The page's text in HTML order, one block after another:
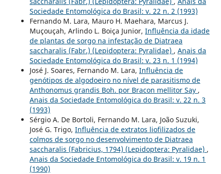
Sociedade Entomológica do Brasil: v. 22 n. 2 (1993)
Fernando M. Lara, Mauro H. Maehara, Marcus J.
Muçouçah, Arlindo L. Boiça Junior, Influência da idade
de plantas de sorgo na infestação de Diatraea
saccharalis (Fabr.) (Lepidoptera: Pyralidae) , Anais da
Sociedade Entomológica do Brasil: v. 23 n. 1 (1994)
José J. Soares, Fernando M. Lara, Influência de
genótipos de algodoeiro no nível de parasitismo de
Anthonomus grandis Boh. por Bracon mellitor Say ,
Anais da Sociedade Entomológica do Brasil: v. 22 n. 3
(1993)
Sérgio A. De Bortoli, Fernando M. Lara, João Suzuki,
José G. Trigo, Influência de extratos liofilizados de
colmos de sorgo no desenvolvimento de Diatraea
saccharalis (Fabricius, 1794) (Lepidoptera: Pyralidae) ,
Anais da Sociedade Entomológica do Brasil: v. 19 n. 1
(1990)